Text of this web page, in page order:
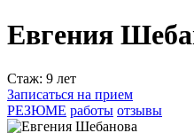
Евгения
Стаж: 9 лет
Записаться на прием
РЕЗЮМЕ работы отзывы